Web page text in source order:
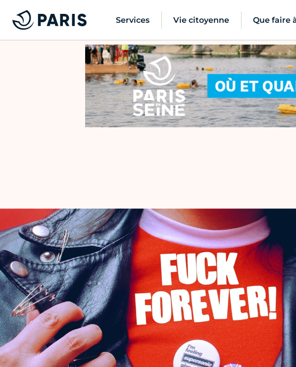
Services Vie citoyenne Que faire